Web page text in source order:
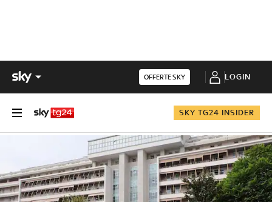
OFFERTE SKY LOGIN
SKY TG24 INSIDER